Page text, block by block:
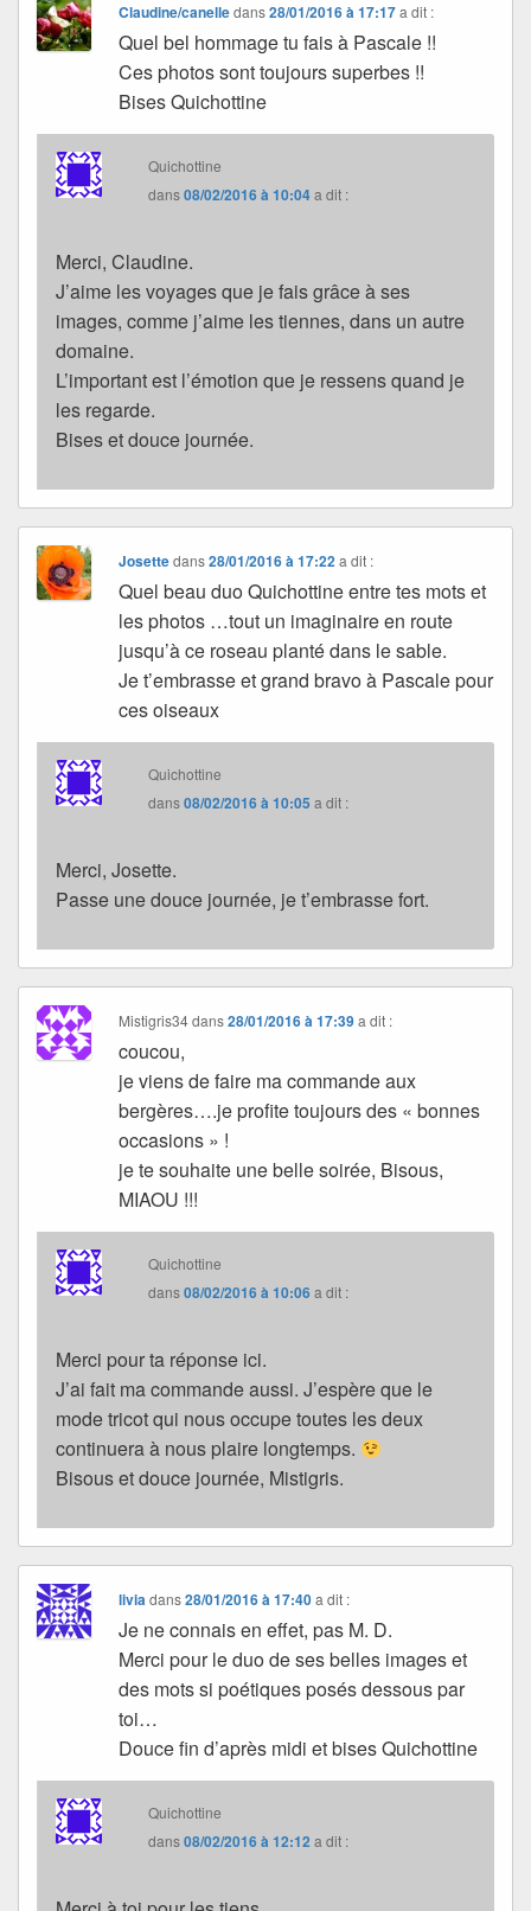
Claudine/canelledans28/01/2016 à 17:17 a dit :
Quel bel hommage tu fais à Pascale !!
Ces photos sont toujours superbes !!
Bises Quichottine
Quichottine
dans08/02/2016 à 10:04a dit :
Merci, Claudine.
J’aime les voyages que je fais grâce à ses
images, comme j’aime les tiennes, dans un autre
domaine.
L’important est l’émotion que je ressens quand je
les regarde.
Bises et douce journée.
Josettedans28/01/2016 à 17:22 a dit :
Quel beau duo Quichottine entre tes mots et
les photos …tout un imaginaire en route
jusqu’à ce roseau planté dans le sable.
Je t’embrasse et grand bravo à Pascale pour
ces oiseaux
Quichottine
dans08/02/2016 à 10:05 a dit :
Merci, Josette.
Passe une douce journée, je t’embrasse fort.
Mistigris34dans28/01/2016 à 17:39 a dit :
coucou,
je viens de faire ma commande aux
bergères….je profite toujours des « bonnes
occasions » !
je te souhaite une belle soirée, Bisous,
MIAOU !!!
Quichottine
dans08/02/2016 à 10:06a dit :
Merci pour ta réponse ici.
J’ai fait ma commande aussi. J’espère que le
mode tricot qui nous occupe toutes les deux
continuera à nous plaire longtemps.
Bisous et douce journée, Mistigris.
liviadans28/01/2016 à 17:40 a dit :
Je ne connais en effet, pas M. D.
Merci pour le duo de ses belles images et
des mots si poétiques posés dessous par
toi…
Douce fin d’après midi et bises Quichottine
Quichottine
dans08/02/2016 à 12:12 a dit :